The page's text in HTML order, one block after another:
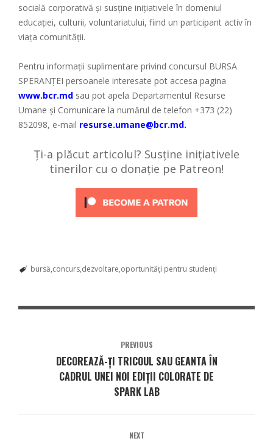
socială corporativă și susține inițiativele în domeniul
educației, culturii, voluntariatului, fiind un participant activ în
viața comunității.
Pentru informații suplimentare privind concursul BURSA
SPERANȚEI persoanele interesate pot accesa pagina
www.bcr.md sau pot apela Departamentul Resurse
Umane și Comunicare la numărul de telefon +373 (22)
852098, e-mail resurse.umane@bcr.md.
Ți-a plăcut articolul? Susține inițiativele
tinerilor cu o donație pe Patreon!
bursă concurs dezvoltare oportunități pentru studenți
PREVIOUS
DECOREAZĂ-ŢI TRICOUL SAU GEANTA ÎN
CADRUL UNEI NOI EDIŢII COLORATE DE
SPARK LAB
NEXT